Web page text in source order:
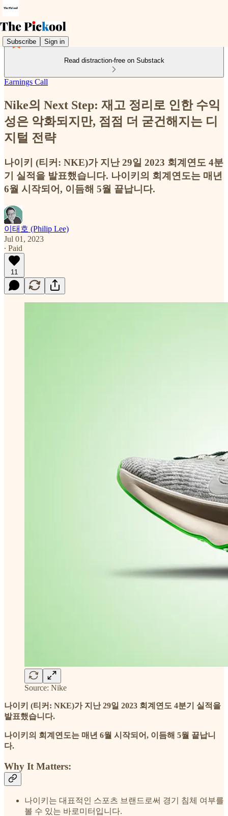
Subscribe Sign in
Read distraction-free on Substack
Earnings Call
Nike의 Next Step: 재고 정리로 인한 수익
성은 악화되지만, 점점 더 굳건해지는 디
지털 전략
나이키 (티커: NKE)가 지난 29일 2023 회계연도 4분
기 실적을 발표했습니다. 나이키의 회계연도는 매년
6월 시작되어, 이듬해 5월 끝납니다.
이태호 (Philip Lee)
Jul 01, 2023
∙ Paid
11
Source: Nike
나이키 (티커: NKE)가 지난 29일 2023 회계연도 4분기 실적을
발표했습니다.
나이키의 회계연도는 매년 6월 시작되어, 이듬해 5월 끝납니
다.
Why It Matters:
나이키는 대표적인 스포츠 브랜드로써 경기 침체 여부를
볼 수 있는 바로미터입니다.